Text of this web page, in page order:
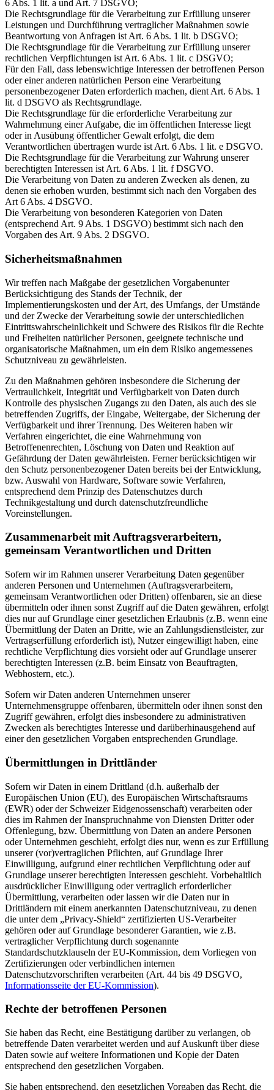
6 Abs. 1 lit. a und Art. 7 DSGVO;
Die Rechtsgrundlage für die Verarbeitung zur Erfüllung unserer
Leistungen und Durchführung vertraglicher Maßnahmen sowie
Beantwortung von Anfragen ist Art. 6 Abs. 1 lit. b DSGVO;
Die Rechtsgrundlage für die Verarbeitung zur Erfüllung unserer
rechtlichen Verpflichtungen ist Art. 6 Abs. 1 lit. c DSGVO;
Für den Fall, dass lebenswichtige Interessen der betroffenen Person
oder einer anderen natürlichen Person eine Verarbeitung
personenbezogener Daten erforderlich machen, dient Art. 6 Abs. 1
lit. d DSGVO als Rechtsgrundlage.
Die Rechtsgrundlage für die erforderliche Verarbeitung zur
Wahrnehmung einer Aufgabe, die im öffentlichen Interesse liegt
oder in Ausübung öffentlicher Gewalt erfolgt, die dem
Verantwortlichen übertragen wurde ist Art. 6 Abs. 1 lit. e DSGVO.
Die Rechtsgrundlage für die Verarbeitung zur Wahrung unserer
berechtigten Interessen ist Art. 6 Abs. 1 lit. f DSGVO.
Die Verarbeitung von Daten zu anderen Zwecken als denen, zu
denen sie erhoben wurden, bestimmt sich nach den Vorgaben des
Art 6 Abs. 4 DSGVO.
Die Verarbeitung von besonderen Kategorien von Daten
(entsprechend Art. 9 Abs. 1 DSGVO) bestimmt sich nach den
Vorgaben des Art. 9 Abs. 2 DSGVO.
Sicherheitsmaßnahmen
Wir treffen nach Maßgabe der gesetzlichen Vorgabenunter
Berücksichtigung des Stands der Technik, der
Implementierungskosten und der Art, des Umfangs, der Umstände
und der Zwecke der Verarbeitung sowie der unterschiedlichen
Eintrittswahrscheinlichkeit und Schwere des Risikos für die Rechte
und Freiheiten natürlicher Personen, geeignete technische und
organisatorische Maßnahmen, um ein dem Risiko angemessenes
Schutzniveau zu gewährleisten.
Zu den Maßnahmen gehören insbesondere die Sicherung der
Vertraulichkeit, Integrität und Verfügbarkeit von Daten durch
Kontrolle des physischen Zugangs zu den Daten, als auch des sie
betreffenden Zugriffs, der Eingabe, Weitergabe, der Sicherung der
Verfügbarkeit und ihrer Trennung. Des Weiteren haben wir
Verfahren eingerichtet, die eine Wahrnehmung von
Betroffenenrechten, Löschung von Daten und Reaktion auf
Gefährdung der Daten gewährleisten. Ferner berücksichtigen wir
den Schutz personenbezogener Daten bereits bei der Entwicklung,
bzw. Auswahl von Hardware, Software sowie Verfahren,
entsprechend dem Prinzip des Datenschutzes durch
Technikgestaltung und durch datenschutzfreundliche
Voreinstellungen.
Zusammenarbeit mit Auftragsverarbeitern,
gemeinsam Verantwortlichen und Dritten
Sofern wir im Rahmen unserer Verarbeitung Daten gegenüber
anderen Personen und Unternehmen (Auftragsverarbeitern,
gemeinsam Verantwortlichen oder Dritten) offenbaren, sie an diese
übermitteln oder ihnen sonst Zugriff auf die Daten gewähren, erfolgt
dies nur auf Grundlage einer gesetzlichen Erlaubnis (z.B. wenn eine
Übermittlung der Daten an Dritte, wie an Zahlungsdienstleister, zur
Vertragserfüllung erforderlich ist), Nutzer eingewilligt haben, eine
rechtliche Verpflichtung dies vorsieht oder auf Grundlage unserer
berechtigten Interessen (z.B. beim Einsatz von Beauftragten,
Webhostern, etc.).
Sofern wir Daten anderen Unternehmen unserer
Unternehmensgruppe offenbaren, übermitteln oder ihnen sonst den
Zugriff gewähren, erfolgt dies insbesondere zu administrativen
Zwecken als berechtigtes Interesse und darüberhinausgehend auf
einer den gesetzlichen Vorgaben entsprechenden Grundlage.
Übermittlungen in Drittländer
Sofern wir Daten in einem Drittland (d.h. außerhalb der
Europäischen Union (EU), des Europäischen Wirtschaftsraums
(EWR) oder der Schweizer Eidgenossenschaft) verarbeiten oder
dies im Rahmen der Inanspruchnahme von Diensten Dritter oder
Offenlegung, bzw. Übermittlung von Daten an andere Personen
oder Unternehmen geschieht, erfolgt dies nur, wenn es zur Erfüllung
unserer (vor)vertraglichen Pflichten, auf Grundlage Ihrer
Einwilligung, aufgrund einer rechtlichen Verpflichtung oder auf
Grundlage unserer berechtigten Interessen geschieht. Vorbehaltlich
ausdrücklicher Einwilligung oder vertraglich erforderlicher
Übermittlung, verarbeiten oder lassen wir die Daten nur in
Drittländern mit einem anerkannten Datenschutzniveau, zu denen
die unter dem „Privacy-Shield“ zertifizierten US-Verarbeiter
gehören oder auf Grundlage besonderer Garantien, wie z.B.
vertraglicher Verpflichtung durch sogenannte
Standardschutzklauseln der EU-Kommission, dem Vorliegen von
Zertifizierungen oder verbindlichen internen
Datenschutzvorschriften verarbeiten (Art. 44 bis 49 DSGVO,
Informationsseite der EU-Kommission).
Rechte der betroffenen Personen
Sie haben das Recht, eine Bestätigung darüber zu verlangen, ob
betreffende Daten verarbeitet werden und auf Auskunft über diese
Daten sowie auf weitere Informationen und Kopie der Daten
entsprechend den gesetzlichen Vorgaben.
Sie haben entsprechend. den gesetzlichen Vorgaben das Recht, die